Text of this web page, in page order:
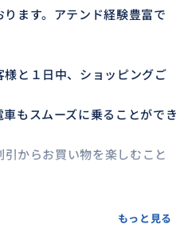
ます。アテンド経験豊富で
と１日中、ショッピングご
もスムーズに乗ることができ
からお買い物を楽しむこと
もっと見る